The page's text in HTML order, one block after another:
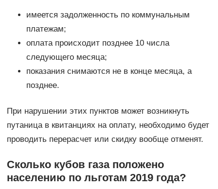
имеется задолженность по коммунальным
платежам;
оплата происходит позднее 10 числа
следующего месяца;
показания снимаются не в конце месяца, а
позднее.
При нарушении этих пунктов может возникнуть
путаница в квитанциях на оплату, необходимо будет
проводить перерасчет или скидку вообще отменят.
Сколько кубов газа положено
населению по льготам 2019 года?